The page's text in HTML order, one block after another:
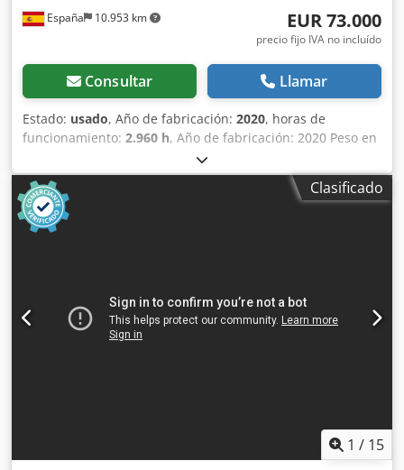
España 10.953 km EUR 73.000
precio fijo IVA no incluído
Consultar Llamar
Estado: usado, Año de fabricación: 2020, horas de
funcionamiento: 2.960 h, Año de fabricación: 2020 Peso en
vacío: 16.000 kg Dimensiones (lxanxal): 622 x 230 x 299 cm
Csdpfxsxqfdts Apdorf Tipo de motor: Deutz DEUTZ TCD4.1
L-4 Ubicación: El Burgo de Ebro (Zaragoza) Rodillo de
compactación usado, de hombre sentado marca Bomag ,
modelo BW216 D5 . Se trata de una apisonadora de ruedas
apisonamiento líderes del sector en obras pequeñas o
medianas, en trabajos de construcción de infraestructura
de transporte como carreteras o construcción de edificios.
Clasificado
1 / 15